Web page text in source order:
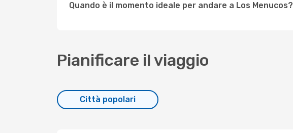
Quando è il momento ideale per andare a Los Menucos?
Pianificare il viaggio
Città popolari